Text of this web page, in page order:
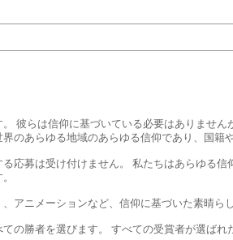
彼らは信仰に基づいている必要はありませ
のあらゆる地域のあらゆる信仰であり、国籍
応募は受け付けません。 私たちはあらゆる
ニメーションなど、信仰に基づいた素晴ら
勝者を選びます。 すべての受賞者が選ばれ